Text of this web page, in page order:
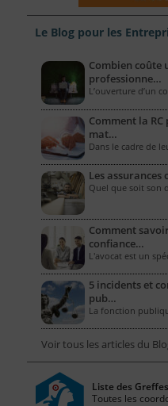
Le Blog pour les
Combien coûte
professionne…
L’ouverture d’un
Comment la
mat…
Dans le cadre de
Les
Quel que soit son
Comment
confiance…
L'avocat est un
5 incidents et
pub…
La fonction
Voir tous les articles du
Liste des Greffes
Toutes les